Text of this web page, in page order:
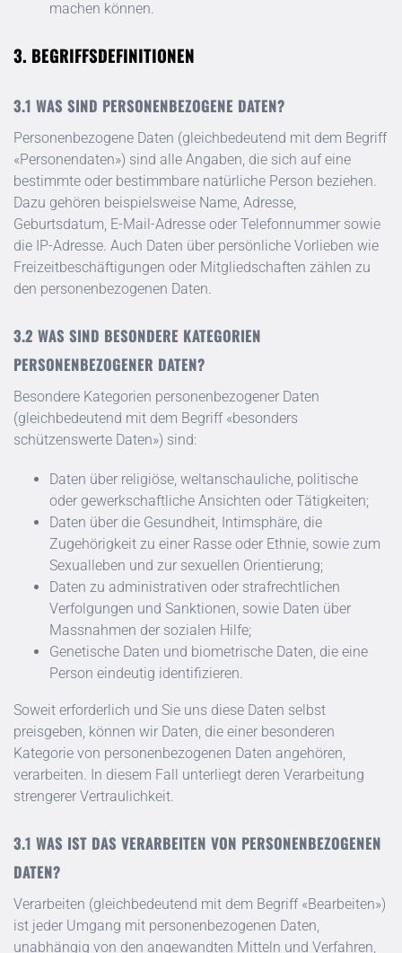
machen können.
BEGRIFFSDEFINITIONEN
WAS SIND PERSONENBEZOGENE DATEN?
Personenbezogene Daten (gleichbedeutend mit dem Begriff
«Personendaten») sind alle Angaben, die sich auf eine
bestimmte oder bestimmbare natürliche Person beziehen.
Dazu gehören beispielsweise Name, Adresse,
Geburtsdatum, E-Mail-Adresse oder Telefonnummer sowie
die IP-Adresse. Auch Daten über persönliche Vorlieben wie
Freizeitbeschäftigungen oder Mitgliedschaften zählen zu
den personenbezogenen Daten.
WAS SIND BESONDERE KATEGORIEN
PERSONENBEZOGENER DATEN?
Besondere Kategorien personenbezogener Daten
(gleichbedeutend mit dem Begriff «besonders
schützenswerte Daten») sind:
Daten über religiöse, weltanschauliche, politische
oder gewerkschaftliche Ansichten oder Tätigkeiten;
Daten über die Gesundheit, Intimsphäre, die
Zugehörigkeit zu einer Rasse oder Ethnie, sowie zum
Sexualleben und zur sexuellen Orientierung;
Daten zu administrativen oder strafrechtlichen
Verfolgungen und Sanktionen, sowie Daten über
Massnahmen der sozialen Hilfe;
Genetische Daten und biometrische Daten, die eine
Person eindeutig identifizieren.
Soweit erforderlich und Sie uns diese Daten selbst
preisgeben, können wir Daten, die einer besonderen
Kategorie von personenbezogenen Daten angehören,
verarbeiten. In diesem Fall unterliegt deren Verarbeitung
strengerer Vertraulichkeit.
WAS IST DAS VERARBEITEN VON PERSONENBEZOGENEN
DATEN?
Verarbeiten (gleichbedeutend mit dem Begriff «Bearbeiten»)
ist jeder Umgang mit personenbezogenen Daten,
unabhängig von den angewandten Mitteln und Verfahren,